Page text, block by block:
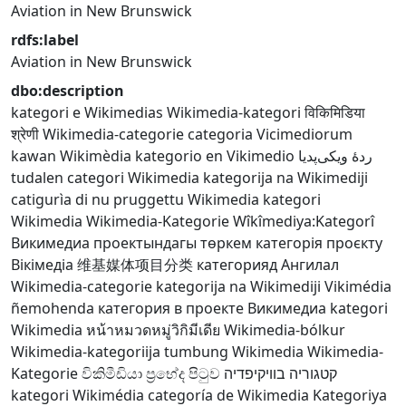
Aviation in New Brunswick
rdfs:label
Aviation in New Brunswick
dbo:description
kategori e Wikimedias Wikimedia-kategori विकिमिडिया
श्रेणीWikimedia-categorie categoria Vicimediorum
kawan Wikimèdia kategorio en Vikimedio ردهٔ ویکی‌پدیا
tudalen categori Wikimedia kategorija na Wikimediji
catigurìa di nu pruggettu Wikimedia kategori
Wikimedia Wikimedia-KategorieWîkîmediya:Kategorî
Викимедиа проектындагы төркем категорія проєкту
Вікімедіа 维基媒体项目分类 категорияд Ангилал
Wikimedia-categorie kategorija na Wikimediji Vikimédia
ñemohenda категория в проекте Викимедиа kategori
Wikimedia หน้าหมวดหมู่วิกิมีเดีย Wikimedia-bólkur
Wikimedia-kategoriija tumbung Wikimedia Wikimedia-
Kategorieවිකිමීඩියා ප්‍රභේද පිටුව קטגוריה בוויקיפדיה
kategori Wikimédia categoría de Wikimedia Kategoriya